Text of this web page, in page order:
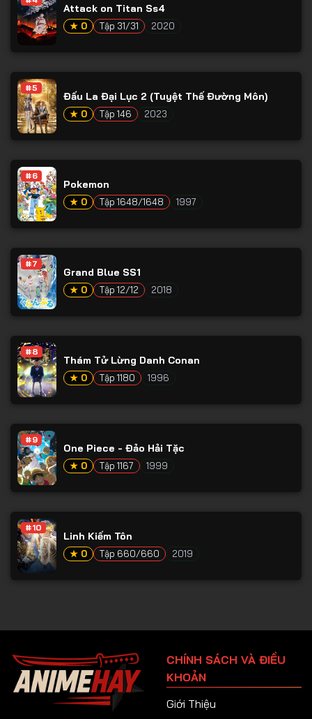
Attack on Titan Ss4
★ 0 Tập 31/31 2020
#5
Đấu La Đại Lục 2 (Tuyệt Thế Đường Môn)
★ 0 Tập 146 2023
#6
Pokemon
★ 0 Tập 1648/1648 1997
#7
Grand Blue SS1
★ 0 Tập 12/12 2018
#8
Thám Tử Lừng Danh Conan
★ 0 Tập 1180 1996
#9
One Piece - Đảo Hải Tặc
★ 0 Tập 1167 1999
#10
Linh Kiếm Tôn
★ 0 Tập 660/660 2019
CHÍNH SÁCH VÀ ĐIỀU
KHOẢN
Giới Thiệu